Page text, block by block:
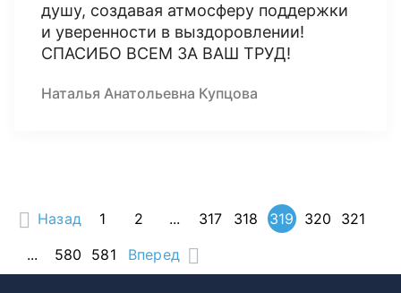
душу, создавая атмосферу поддержки
и уверенности в выздоровлении!
СПАСИБО ВСЕМ ЗА ВАШ ТРУД!
Наталья Анатольевна Купцова
Назад 1 2 ... 317 318 319 320
321
...
580 581 Вперед